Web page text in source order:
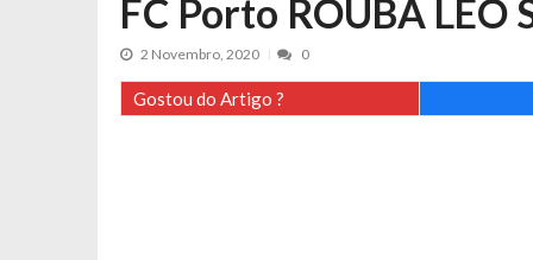
FC Porto ROUBA LÉO
2 Novembro, 2020 0
Gostou do Artigo ?